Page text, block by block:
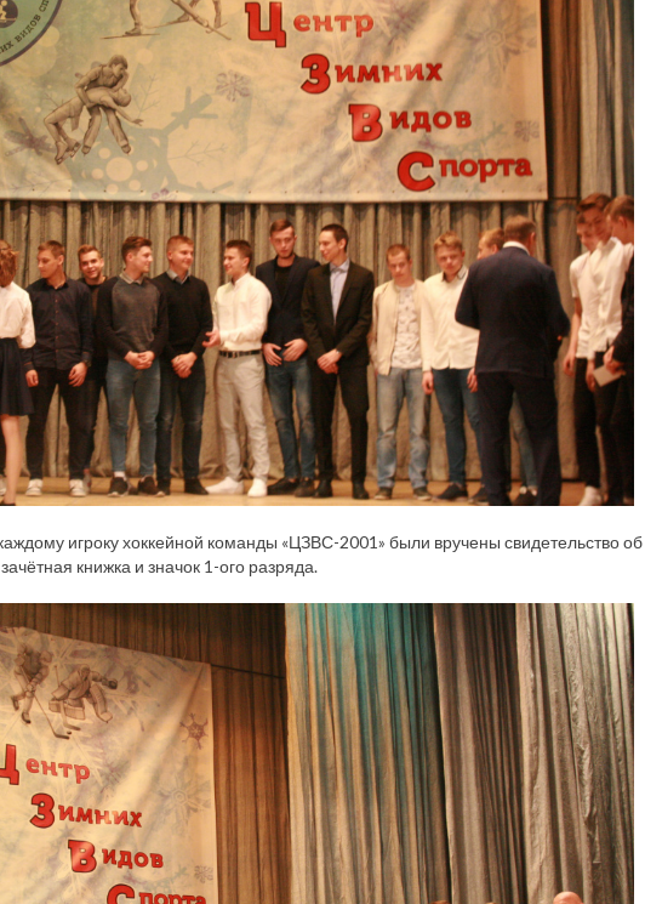
игроку хоккейной команды «ЦЗВС-2001» были вручены свидетельство
книжка и значок 1-ого разряда.